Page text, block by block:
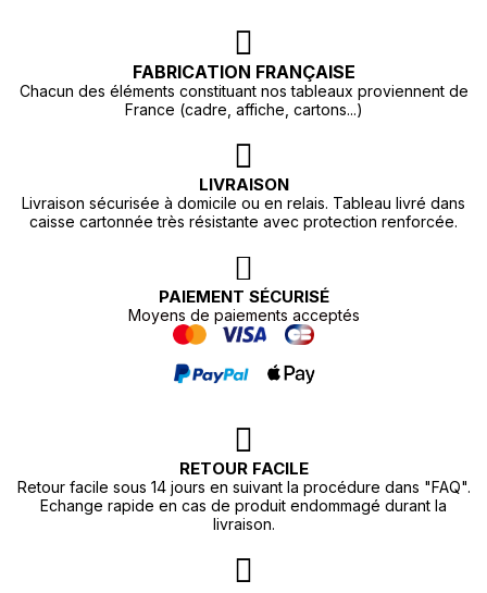
FABRICATION FRANÇAISE
Chacun des éléments constituant nos tableaux proviennent de
France (cadre, affiche, cartons...)
LIVRAISON
Livraison sécurisée à domicile ou en relais. Tableau livré dans
caisse cartonnée très résistante avec protection renforcée.
PAIEMENT SÉCURISÉ
Moyens de paiements acceptés
RETOUR FACILE
Retour facile sous 14 jours en suivant la procédure dans "FAQ".
Echange rapide en cas de produit endommagé durant la
livraison.